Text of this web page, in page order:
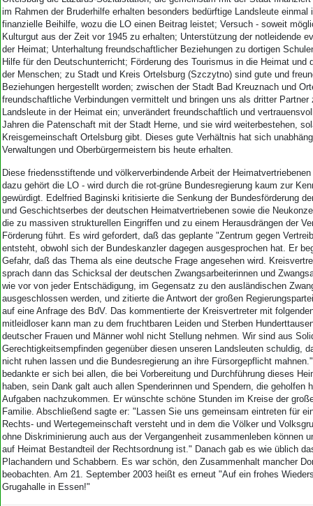
im Rahmen der Bruderhilfe erhalten besonders bedürftige Landsleute einmal
finanzielle Beihilfe, wozu die LO einen Beitrag leistet; Versuch - soweit
Kulturgut aus der Zeit vor 1945 zu erhalten; Unterstützung der notleidende
der Heimat; Unterhaltung freundschaftlicher Beziehungen zu dortigen
Hilfe für den Deutschunterricht; Förderung des Tourismus in die Heimat und
der Menschen; zu Stadt und Kreis Ortelsburg (Szczytno) sind gute und
Beziehungen hergestellt worden; zwischen der Stadt Bad Kreuznach und
freundschaftliche Verbindungen vermittelt und bringen uns als dritter Partner
Landsleute in der Heimat ein; unverändert freundschaftlich und
Jahren die Patenschaft mit der Stadt Herne, und sie wird weiterbestehen,
Kreisgemeinschaft Ortelsburg gibt. Dieses gute Verhältnis hat sich
Verwaltungen und Oberbürgermeistern bis heute erhalten.
Diese friedensstiftende und völkerverbindende Arbeit der
dazu gehört die LO - wird durch die rot-grüne Bundesregierung kaum zur
gewürdigt. Edelfried Baginski kritisierte die Senkung der Bundesförderung
und Geschichtserbes der deutschen Heimatvertriebenen sowie die
die zu massiven strukturellen Eingriffen und zu einem Herausdrängen der
Förderung führt. Es wird gefordert, daß das geplante "Zentrum gegen
entsteht, obwohl sich der Bundeskanzler dagegen ausgesprochen hat. Er
Gefahr, daß das Thema als eine deutsche Frage angesehen wird.
sprach dann das Schicksal der deutschen Zwangsarbeiterinnen und
wie vor von jeder Entschädigung, im Gegensatz zu den ausländischen
ausgeschlossen werden, und zitierte die Antwort der großen
auf eine Anfrage des BdV. Das kommentierte der Kreisvertreter mit
mitleidloser kann man zu dem fruchtbaren Leiden und Sterben
deutscher Frauen und Männer wohl nicht Stellung nehmen. Wir sind aus
Gerechtigkeitsempfinden gegenüber diesen unseren Landsleuten schuldig,
nicht ruhen lassen und die Bundesregierung an ihre Fürsorgepflicht
bedankte er sich bei allen, die bei Vorbereitung und Durchführung dieses
haben, sein Dank galt auch allen Spenderinnen und Spendern, die geholfen
Aufgaben nachzukommen. Er wünschte schöne Stunden im Kreise der
Familie. Abschließend sagte er: "Lassen Sie uns gemeinsam eintreten für
Rechts- und Wertegemeinschaft versteht und in dem die Völker und
ohne Diskriminierung auch aus der Vergangenheit zusammenleben können
auf Heimat Bestandteil der Rechtsordnung ist." Danach gab es wie üblich
Plachandern und Schabbern. Es war schön, den Zusammenhalt mancher
beobachten. Am 21. September 2003 heißt es erneut "Auf ein frohes
Grugahalle in Essen!"